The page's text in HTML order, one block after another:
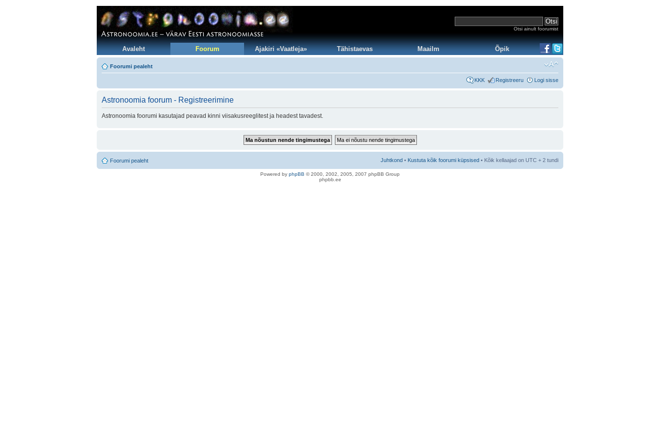
Otsi ainult foorumist
Avaleht Foorum Ajakiri «Vaatleja» Tähistaevas Maailm Õpik
Foorumi pealeht
KKK Registreeru Logi sisse
Astronoomia foorum - Registreerimine
Astronoomia foorumi kasutajad peavad kinni viisakusreeglitest ja headest tavadest.
Foorumi pealeht Juhtkond • Kustuta kõik foorumi küpsised • Kõik kellaajad on UTC + 2 tundi
Powered by phpBB © 2000, 2002, 2005, 2007 phpBB Group
phpbb.ee